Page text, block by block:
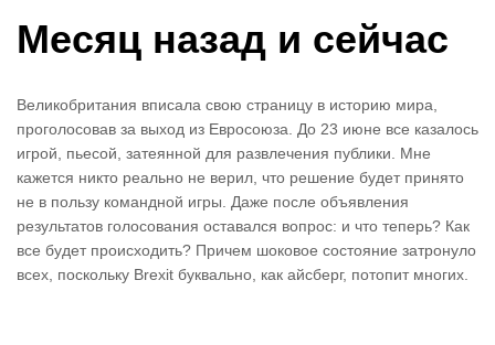
Месяц назад и сейчас
Великобритания вписала свою страницу в историю мира,
проголосовав за выход из Евросоюза. До 23 июне все казалось
игрой, пьесой, затеянной для развлечения публики. Мне
кажется никто реально не верил, что решение будет принято
не в пользу командной игры. Даже после объявления
результатов голосования оставался вопрос: и что теперь? Как
все будет происходить? Причем шоковое состояние затронуло
всех, поскольку Brexit буквально, как айсберг, потопит многих.